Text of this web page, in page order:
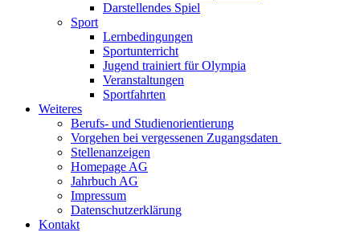
Darstellendes Spiel
Sport
Lernbedingungen
Sportunterricht
Jugend trainiert für Olympia
Veranstaltungen
Sportfahrten
Weiteres
Berufs- und Studienorientierung
Vorgehen bei vergessenen Zugangsdaten
Stellenanzeigen
Homepage AG
Jahrbuch AG
Impressum
Datenschutzerklärung
Kontakt